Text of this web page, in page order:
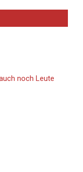
noch Leute